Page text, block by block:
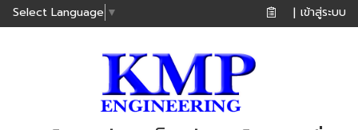
Select Language ▼ | เข้าสู่ระบบ